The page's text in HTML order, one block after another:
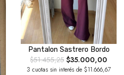
Pantalon Sastrero Bordo
$51.455,25 $35.000,00
3 cuotas sin interés de $11.666,67